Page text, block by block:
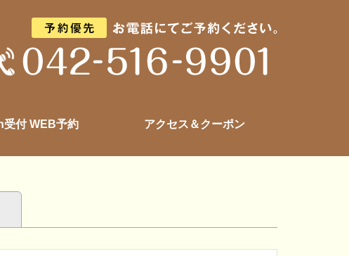
受付 WEB予約 アクセス＆クーポン